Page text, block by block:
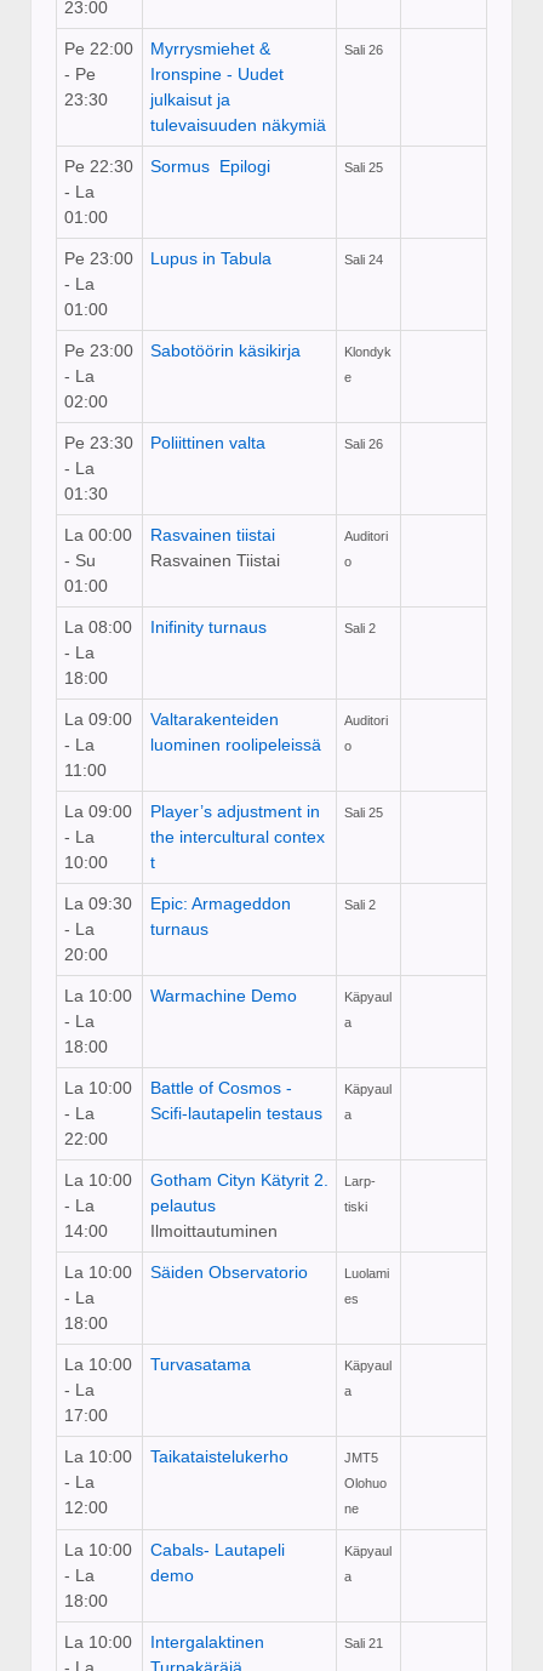
23:00
Pe 22:00
- Pe
23:30
Myrrysmiehet &
Ironspine - Uudet
julkaisut ja
tulevaisuuden näkymiä
Sali 26
Pe 22:30
- La
01:00
Sormus ­ Epilogi Sali 25
Pe 23:00
- La
01:00
Lupus in Tabula Sali 24
Pe 23:00
- La
02:00
Sabotöörin käsikirja
Klondyk
e
Pe 23:30
- La
01:30
Poliittinen valta Sali 26
La 00:00
- Su
01:00
Rasvainen tiistai
Rasvainen Tiistai
Auditori
o
La 08:00
- La
18:00
Inifinity turnaus Sali 2
La 09:00
- La
11:00
Valtarakenteiden
luominen roolipeleissä
Auditori
o
La 09:00
- La
10:00
Player’s adjustment in
the intercultural contex
t
Sali 25
La 09:30
- La
20:00
Epic: Armageddon
turnaus
Sali 2
La 10:00
- La
18:00
Warmachine Demo
Käpyaul
a
La 10:00
- La
22:00
Battle of Cosmos -
Scifi-lautapelin testaus
Käpyaul
a
La 10:00
- La
14:00
Gotham Cityn Kätyrit 2.
pelautus
Ilmoittautuminen
Larp-
tiski
La 10:00
- La
18:00
Säiden Observatorio
Luolami
es
La 10:00
- La
17:00
Turvasatama
Käpyaul
a
La 10:00
- La
12:00
Taikataistelukerho
JMT5
Olohuo
ne
La 10:00
- La
18:00
Cabals- Lautapeli
demo
Käpyaul
a
La 10:00
Intergalaktinen
Sali 21